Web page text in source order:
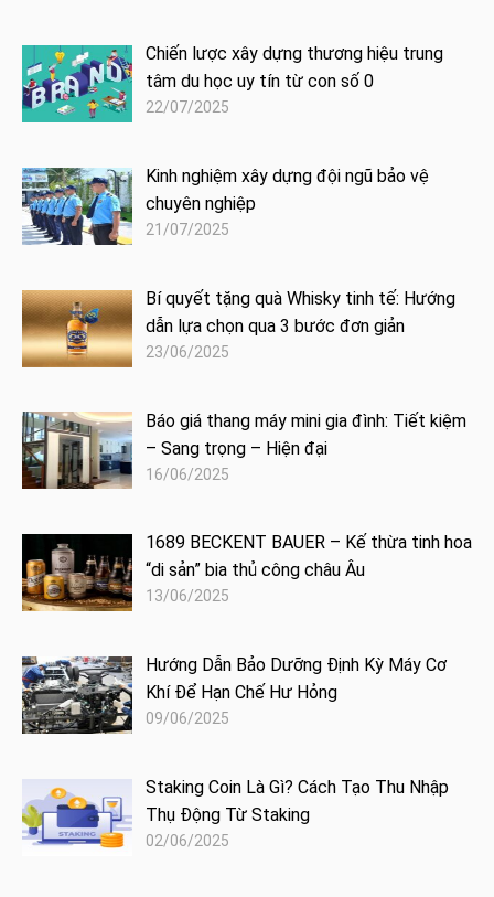
Chiến lược xây dựng thương hiệu trung
tâm du học uy tín từ con số 0
22/07/2025
Kinh nghiệm xây dựng đội ngũ bảo vệ
chuyên nghiệp
21/07/2025
Bí quyết tặng quà Whisky tinh tế: Hướng
dẫn lựa chọn qua 3 bước đơn giản
23/06/2025
Báo giá thang máy mini gia đình: Tiết kiệm
– Sang trọng – Hiện đại
16/06/2025
1689 BECKENT BAUER – Kế thừa tinh hoa
“di sản” bia thủ công châu Âu
13/06/2025
Hướng Dẫn Bảo Dưỡng Định Kỳ Máy Cơ
Khí Để Hạn Chế Hư Hỏng
09/06/2025
Staking Coin Là Gì? Cách Tạo Thu Nhập
Thụ Động Từ Staking
02/06/2025